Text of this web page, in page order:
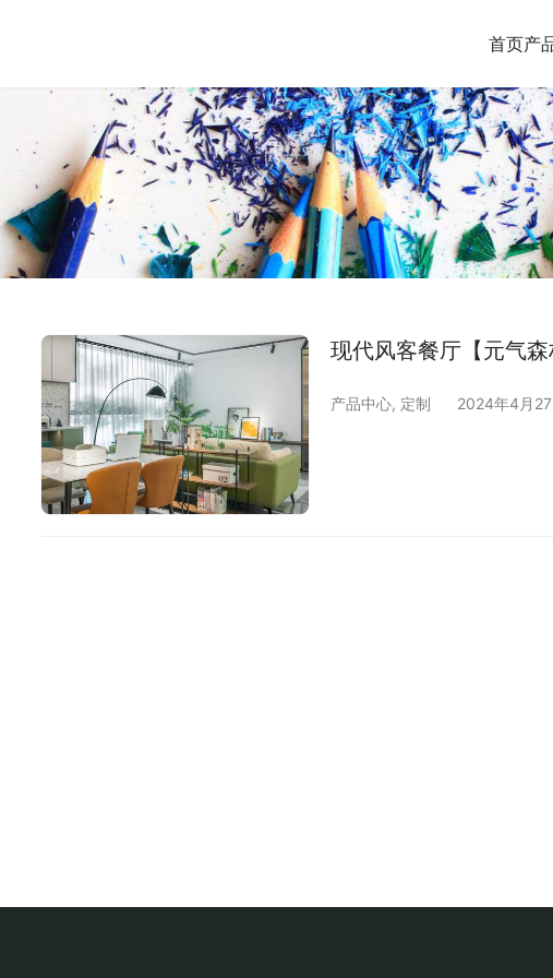
首页产
现代风客餐厅【元气
产品中心, 定制 2024年4月